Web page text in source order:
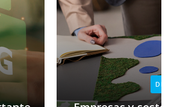
DESTACADAS